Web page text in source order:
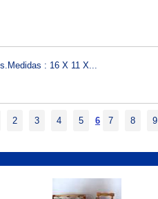
: 16 X 11 X...
2 3 4 5 6 7 8 9